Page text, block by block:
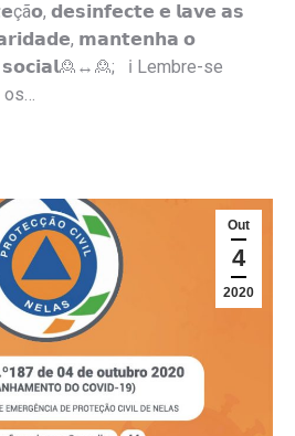
𝗱𝗲𝘀𝗶𝗻𝗳𝗲𝗰𝘁𝗲 𝗲 𝗹𝗮𝘃𝗲 𝗮𝘀
𝗺𝗮𝗻𝘁𝗲𝗻𝗵𝗮 𝗼
ℹ️ Lembre-se
os…
Out
4
2020